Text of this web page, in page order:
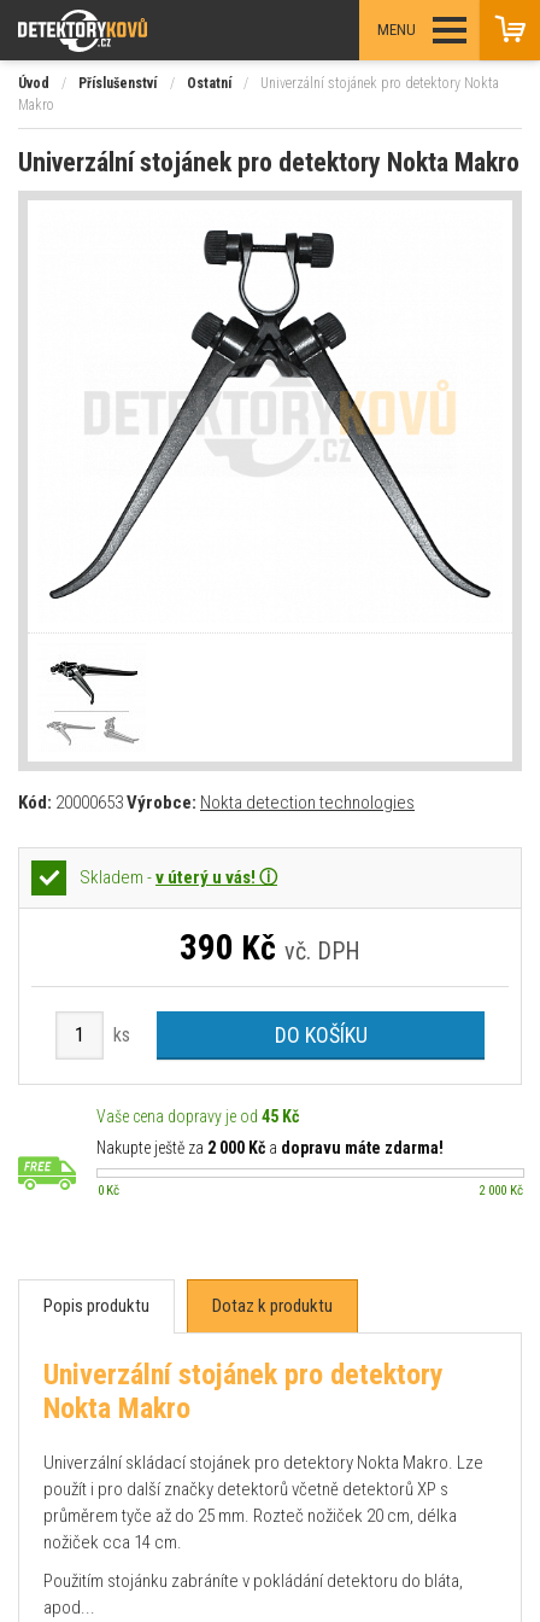
MENU
Úvod / Příslušenství / Ostatní /
Univerzální stojánek pro detektory Nokta
Makro
Univerzální stojánek pro detektory Nokta Makro
Kód: 20000653Výrobce: Nokta detection technologies
Skladem -v úterý u vás! ⓘ
390 Kč vč. DPH
ks DO KOŠÍKU
Vaše cena dopravy je od 45 Kč
Nakupte ještě za 2 000 Kč a dopravu máte zdarma!
0 Kč 2 000 Kč
Popis produktu Dotaz k produktu
Univerzální stojánek pro detektory
Nokta Makro
Univerzální skládací stojánek pro detektory Nokta Makro. Lze
použít i pro další značky detektorů včetně detektorů XP s
průměrem tyče až do 25 mm. Rozteč nožiček 20 cm, délka
nožiček cca 14 cm.
Použitím stojánku zabráníte v pokládání detektoru do bláta,
apod...